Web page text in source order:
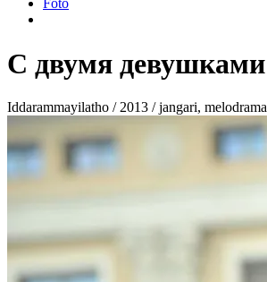
Foto
С двумя девушками
Iddarammayilatho / 2013 / jangari, melodrama